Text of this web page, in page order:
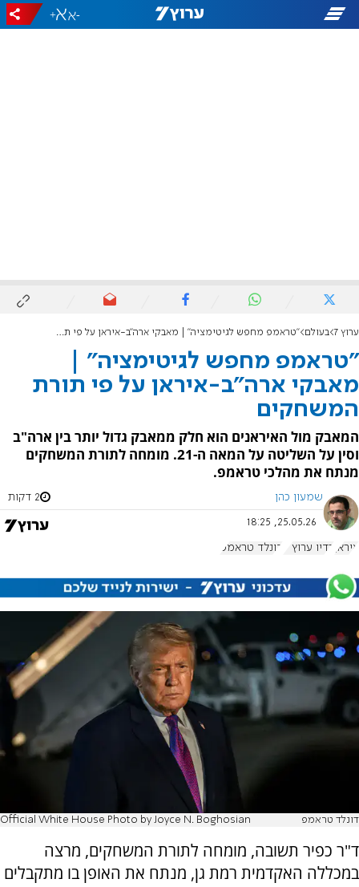
-
+
ערוץ 7 בעולם "טראמפ מחפש לגיטימציה" | מאבקי ארה"ב-איראן על פי תורת המשחקים
"טראמפ מחפש לגיטימציה" |
מאבקי ארה"ב-איראן על פי תורת
המשחקים
המאבק מול האיראנים הוא חלק ממאבק גדול יותר בין ארה"ב
וסין על השליטה על המאה ה-21. מומחה לתורת המשחקים
מנתח את מהלכי טראמפ.
שמעון כהן 2 דקות
25.05.26, 18:25
איראן רדיו ערוץ 7 דונלד טראמפ
דונלד טראמפ Official White House Photo by Joyce N. Boghosian
ד"ר כפיר תשובה, מומחה לתורת המשחקים, מרצה
במכללה האקדמית רמת גן, מנתח את האופן בו מתקבלים